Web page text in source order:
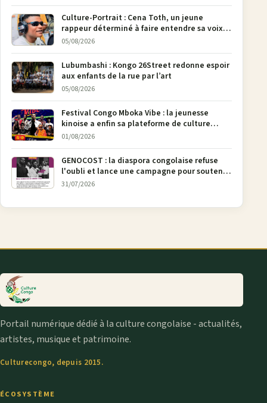
Culture-Portrait : Cena Toth, un jeune
rappeur déterminé à faire entendre sa voix à
Bunia
05/08/2026
Lubumbashi : Kongo 26Street redonne espoir
aux enfants de la rue par l’art
05/08/2026
Festival Congo Mboka Vibe : la jeunesse
kinoise a enfin sa plateforme de culture
urbaine
01/08/2026
GENOCOST : la diaspora congolaise refuse
l'oubli et lance une campagne pour soutenir
la pétition FONAREV depuis Bruxelles
31/07/2026
Portail numérique dédié à la culture congolaise - actualités,
artistes, musique et patrimoine.
Culturecongo, depuis 2015.
ÉCOSYSTÈME